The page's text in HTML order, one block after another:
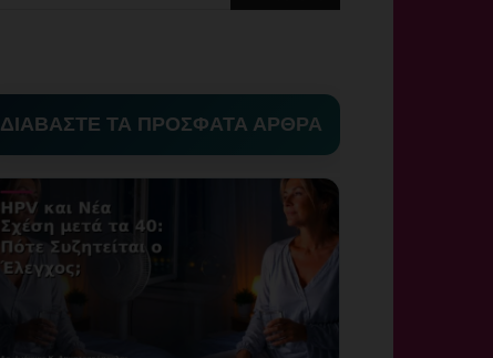
ΔΙΑΒΑΣΤΕ ΤΑ ΠΡΟΣΦΑΤΑ ΑΡΘΡΑ